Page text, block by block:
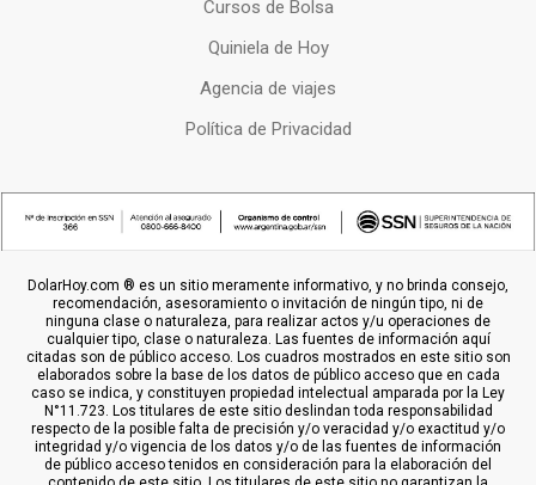
Cursos de Bolsa
Quiniela de Hoy
Agencia de viajes
Política de Privacidad
DolarHoy.com ® es un sitio meramente informativo, y no brinda consejo,
recomendación, asesoramiento o invitación de ningún tipo, ni de
ninguna clase o naturaleza, para realizar actos y/u operaciones de
cualquier tipo, clase o naturaleza. Las fuentes de información aquí
citadas son de público acceso. Los cuadros mostrados en este sitio son
elaborados sobre la base de los datos de público acceso que en cada
caso se indica, y constituyen propiedad intelectual amparada por la Ley
N°11.723. Los titulares de este sitio deslindan toda responsabilidad
respecto de la posible falta de precisión y/o veracidad y/o exactitud y/o
integridad y/o vigencia de los datos y/o de las fuentes de información
de público acceso tenidos en consideración para la elaboración del